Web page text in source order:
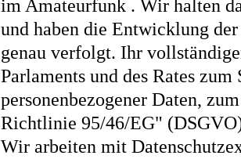
im Amateurfunk . Wir halten
und haben die Entwicklung
genau verfolgt. Ihr
Parlaments und des Rates
personenbezogener Daten,
Richtlinie 95/46/EG"
Wir arbeiten mit